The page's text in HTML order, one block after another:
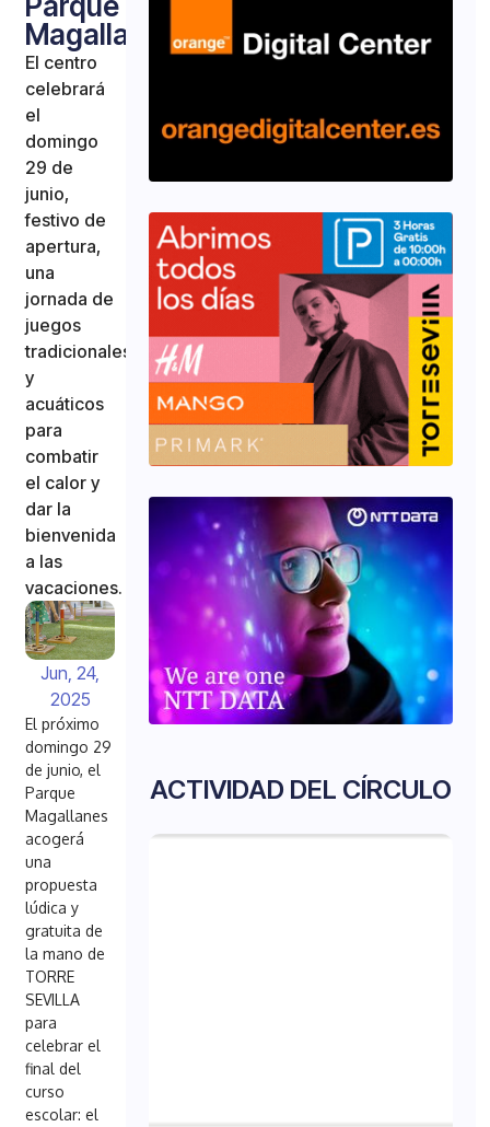
Magallanes
El centro
celebrará
el
domingo
29 de
junio,
festivo de
apertura,
una
jornada de
juegos
tradicionales
y
acuáticos
para
combatir
el calor y
dar la
bienvenida
a las
vacaciones.
Jun, 24,
2025
El próximo
domingo 29
de junio, el
Parque
Magallanes
acogerá
una
propuesta
lúdica y
gratuita de
la mano de
TORRE
SEVILLA
para
celebrar el
final del
curso
escolar: el
ACTIVIDAD DEL CÍRCULO